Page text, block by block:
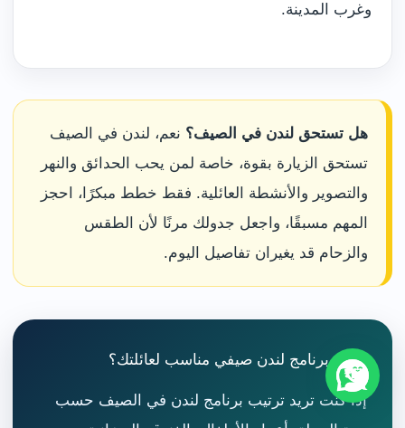
وغرب المدينة.
هل تستحق لندن في الصيف؟ نعم، لندن في الصيف
تستحق الزيارة بقوة، خاصة لمن يحب الحدائق والنهر
والتصوير والأنشطة العائلية. فقط خطط مبكرًا، احجز
المهم مسبقًا، واجعل جدولك مرنًا لأن الطقس
والزحام قد يغيران تفاصيل اليوم.
تحتاج برنامج لندن صيفي مناسب لعائلتك؟
إذا كنت تريد ترتيب برنامج لندن في الصيف حسب